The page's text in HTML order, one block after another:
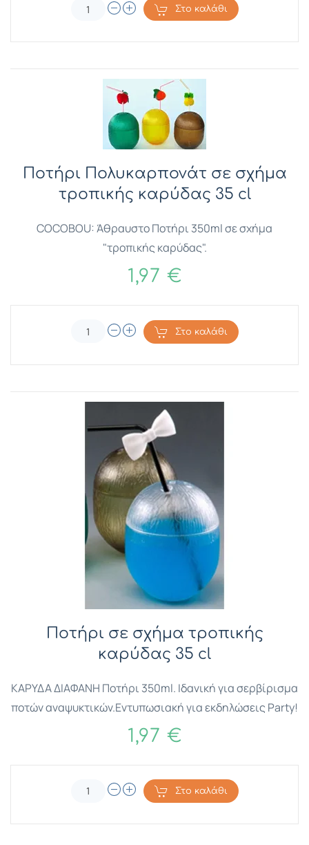
Στο καλάθι
Ποτήρι Πολυκαρπονάτ σε σχήμα
τροπικής καρύδας 35 cl
COCOBOU: Άθραυστο Ποτήρι 350ml σε σχήμα
"τροπικής καρύδας".
1,97 €
Στο καλάθι
Ποτήρι σε σχήμα τροπικής
καρύδας 35 cl
ΚΑΡΥΔΑ ΔΙΑΦΑΝΗ Ποτήρι 350ml. Ιδανική για σερβίρισμα
ποτών αναψυκτικών.Εντυπωσιακή για εκδηλώσεις Party!
1,97 €
Στο καλάθι